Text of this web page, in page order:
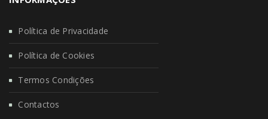
Política de Privacidade
Política de Cookies
Termos Condições
Contactos